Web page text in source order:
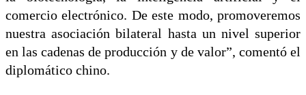
comercio electrónico. De este modo, promoveremos
nuestra asociación bilateral hasta un nivel superior
en las cadenas de producción y de valor”, comentó el
diplomático chino.